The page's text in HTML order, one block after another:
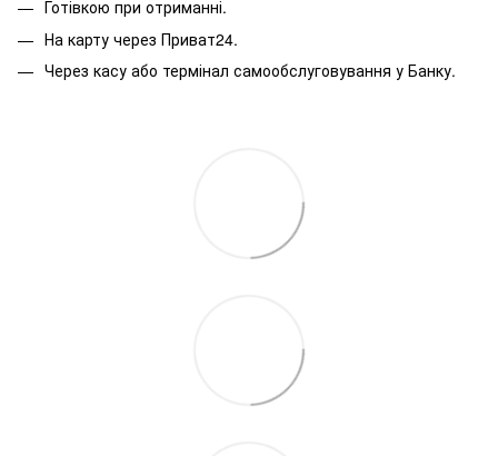
Готівкою при отриманні.
На карту через Приват24.
Через касу або термінал самообслуговування у Банку.